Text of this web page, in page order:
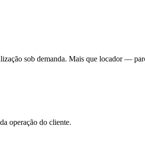
sob demanda. Mais que locador —
operação do cliente.